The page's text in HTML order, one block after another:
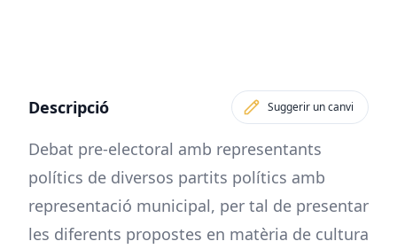
Descripció Suggerir un canvi
Debat pre-electoral amb representants
polítics de diversos partits polítics amb
representació municipal, per tal de presentar
les diferents propostes en matèria de cultura